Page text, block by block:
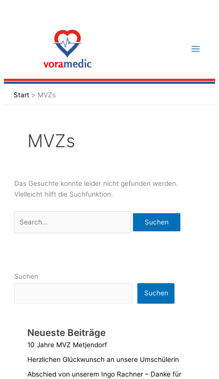
Start MVZs
MVZs
Das Gesuchte konnte leider nicht gefunden werden.
Vielleicht hilft die Suchfunktion.
Suchen
Suchen
Neueste Beiträge
10 Jahre MVZ Metjendorf
Herzlichen Glückwunsch an unsere Umschülerin
Abschied von unserem Ingo Rachner – Danke für